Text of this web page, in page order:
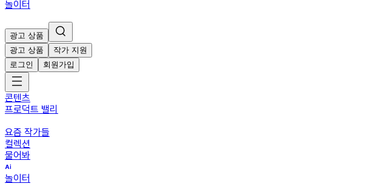
놀이터
광고 상품
광고 상품
작가 지원
로그인
회원가입
콘텐츠
프로덕트 밸리
요즘 작가들
컬렉션
물어봐
놀이터